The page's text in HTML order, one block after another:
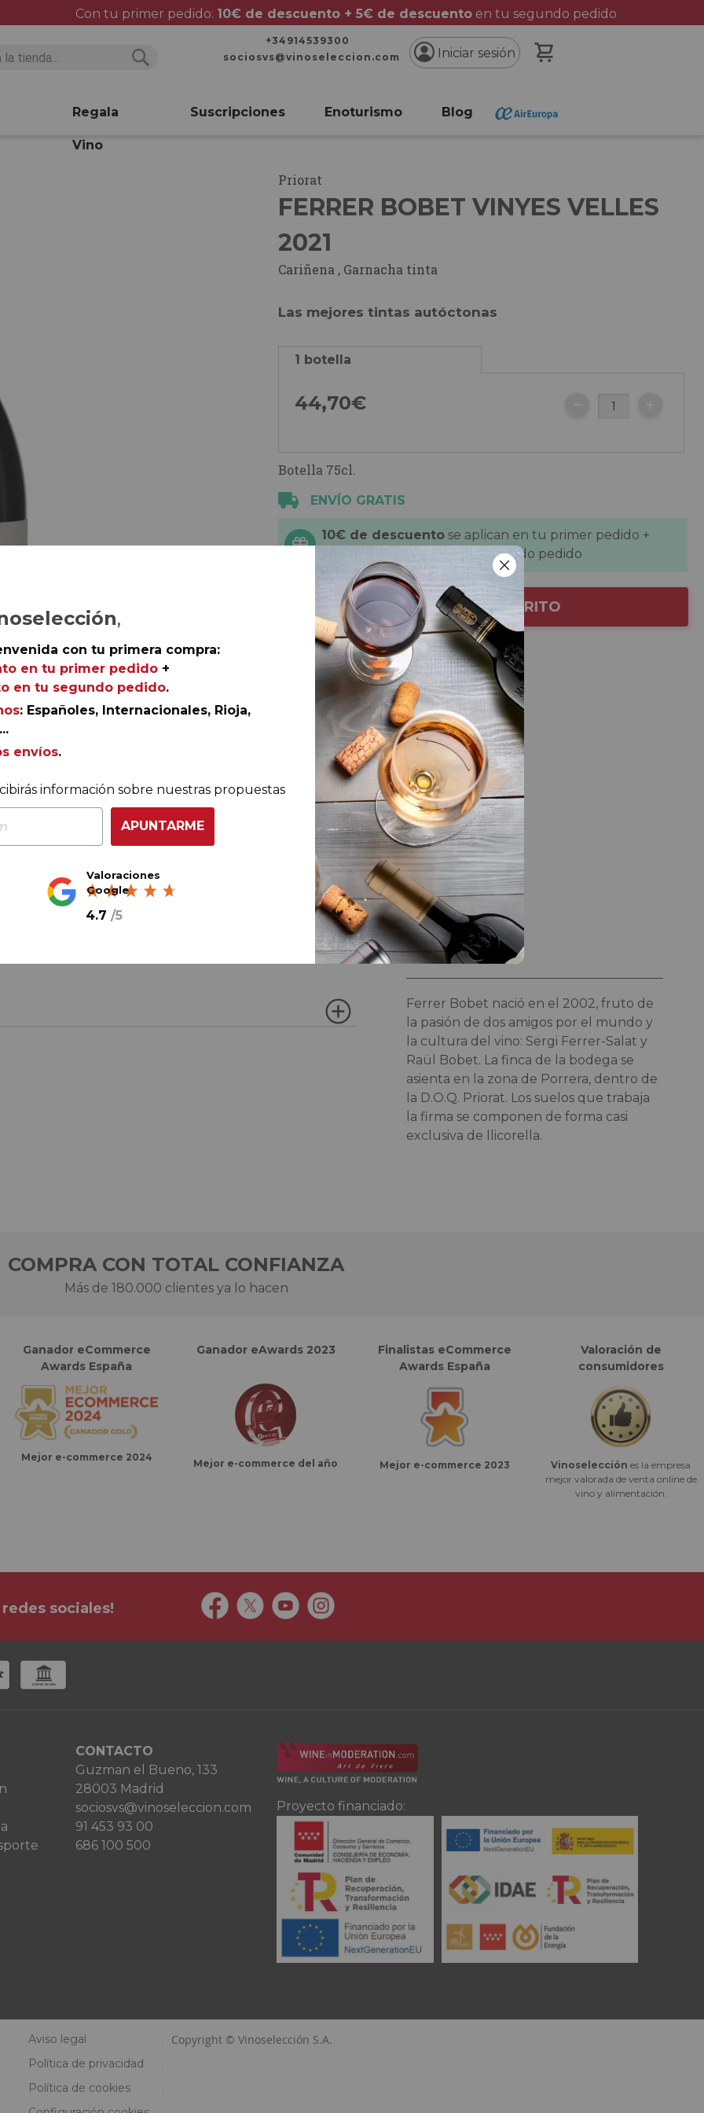
Con tu primer pedido: 10€ de descuento + 5€ de descuentoen tu segundo pedido
+34914539300
sociosvs@vinoseleccion.com
Iniciar sesión
Regala
Vino
Suscripciones Enoturismo Blog
Priorat
FERRER BOBET VINYES VELLES
2021
Cariñena , Garnacha tinta
Las mejores tintas autóctonas
1 botella
44,70€
Botella 75cl.
ENVÍO GRATIS
10€ de descuento se aplican en tu primer pedido +
en tu segundo pedido
AÑADIR AL CARRITO
a partir de los viñedos cultivados en costers y terrazas
ensamblaje de cariñena y garnancha elaborado con
ideal para saborear la D.O.Q. Priorat.
LA BODEGA
Bodega
Ferrer Bobet
Ferrer Bobet nació en el 2002, fruto de
la pasión de dos amigos por el mundo y
la cultura del vino: Sergi Ferrer-Salat y
Raül Bobet. La finca de la bodega se
asienta en la zona de Porrera, dentro de
la D.O.Q. Priorat. Los suelos que trabaja
la firma se componen de forma casi
exclusiva de llicorella.
COMPRA CON TOTAL CONFIANZA
Más de 180.000 clientes ya lo hacen
Ganador eCommerce
Awards España
Mejor e-commerce 2024
Ganador eAwards 2023
Mejor e-commerce del año
Finalistas eCommerce
Awards España
Mejor e-commerce 2023
Valoración de
consumidores
Vinoselección es la empresa
mejor valorada de venta online de
vino y alimentación.
sociales!
CONTACTO
Guzman el Bueno, 133
28003 Madrid
sociosvs@vinoseleccion.com
91 453 93 00
686 100 500
Proyecto financiado:
Aviso legal
Política de privacidad
Política de cookies
Copyright © Vinoselección S.A.
,
con tu primera compra:
en tu primer pedido+
en tu segundo pedido.
: Españoles, Internacionales, Rioja,
envíos.
información sobre nuestras propuestas
APUNTARME
Valoraciones
Google
4.7 /5